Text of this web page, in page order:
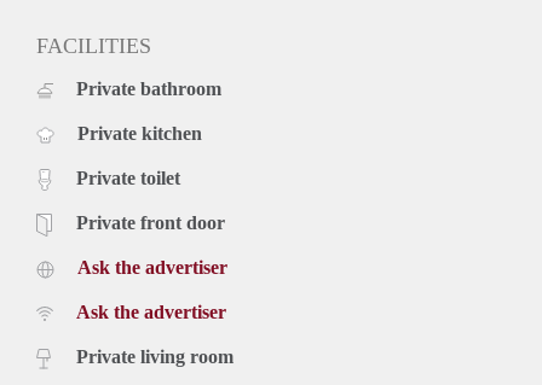
FACILITIES
Private bathroom
Private kitchen
Private toilet
Private front door
Ask the advertiser
Ask the advertiser
Private living room